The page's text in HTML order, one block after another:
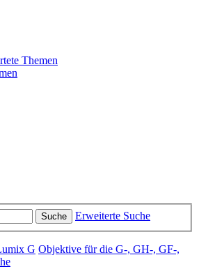
Themen
Suche Erweiterte Suche
G Objektive für die G-, GH-, GF-,